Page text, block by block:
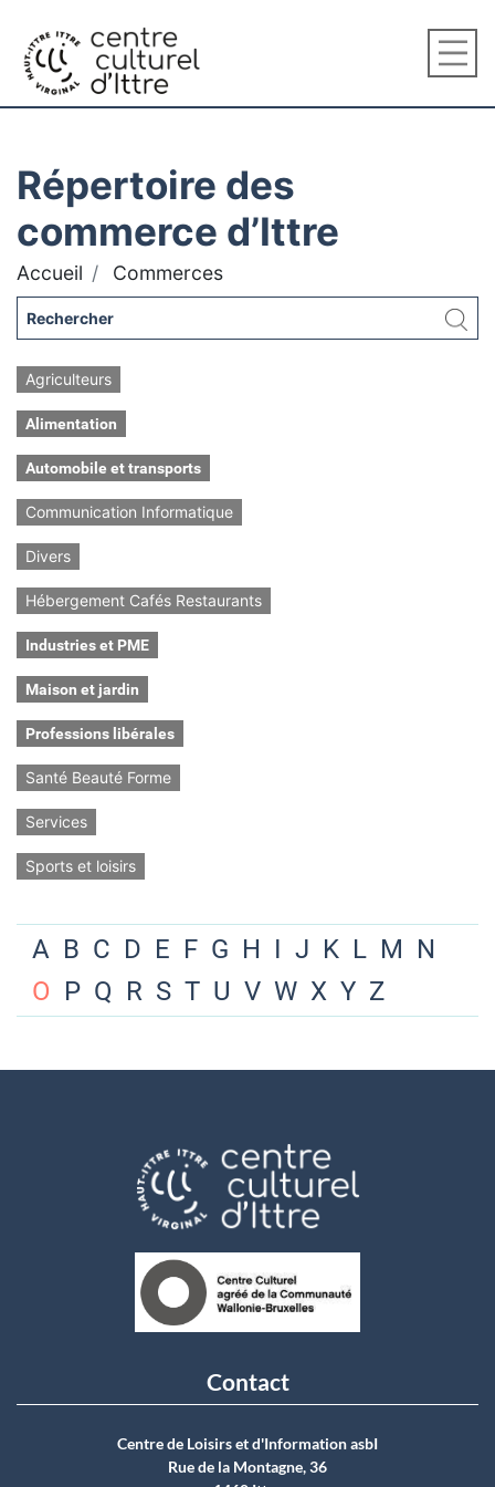
Répertoire des
commerce d’Ittre
Accueil Commerces
Agriculteurs
Alimentation
Automobile et transports
Communication Informatique
Divers
Hébergement Cafés Restaurants
Industries et PME
Maison et jardin
Professions libérales
Santé Beauté Forme
Services
Sports et loisirs
A B C D E F G H I J K L M N
O P Q R S T U V W X Y Z
Contact
Centre de Loisirs et d'Information asbI
Rue de la Montagne, 36